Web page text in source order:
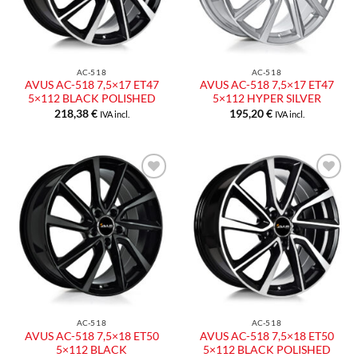
AC-518
AVUS AC-518 7,5×17 ET47
5×112 BLACK POLISHED
218,38€ IVA incl.
AC-518
AVUS AC-518 7,5×17 ET47
5×112 HYPER SILVER
195,20€ IVA incl.
Aggiungi
alla lista
dei
desideri
AC-518
AVUS AC-518 7,5×18 ET50
5×112 BLACK
Aggiungi
alla lista
dei
desideri
AC-518
AVUS AC-518 7,5×18 ET50
5×112 BLACK POLISHED